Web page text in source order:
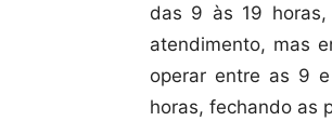
das 9 às 19
atendimento, mas
operar entre as 9
horas, fechando as